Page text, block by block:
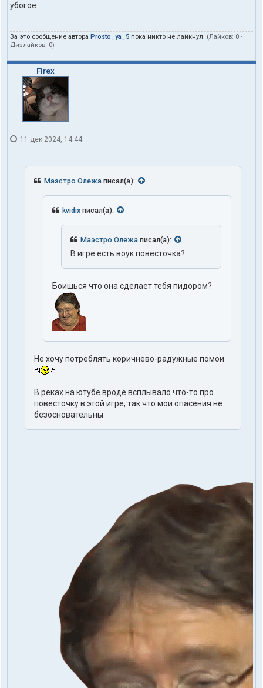
убогое
За это сообщение автора Prosto_ya_5 пока никто не лайкнул. (Лайков: 0 ·
Дизлайков: 0)
Firex
11 дек 2024, 14:44
Маэстро Олежа писал(а):
kvidix писал(а):
Маэстро Олежа писал(а):
В игре есть воук повесточка?
Боишься что она сделает тебя пидором?
Не хочу потреблять коричнево-радужные помои
В реках на ютубе вроде всплывало что-то про
повесточку в этой игре, так что мои опасения не
безосновательны